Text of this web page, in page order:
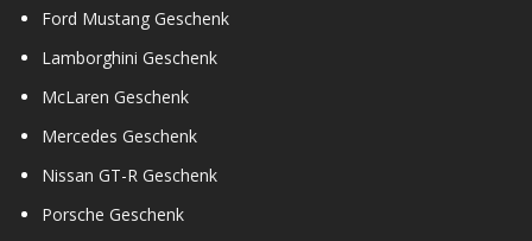
Ford Mustang Geschenk
Lamborghini Geschenk
McLaren Geschenk
Mercedes Geschenk
Nissan GT-R Geschenk
Porsche Geschenk